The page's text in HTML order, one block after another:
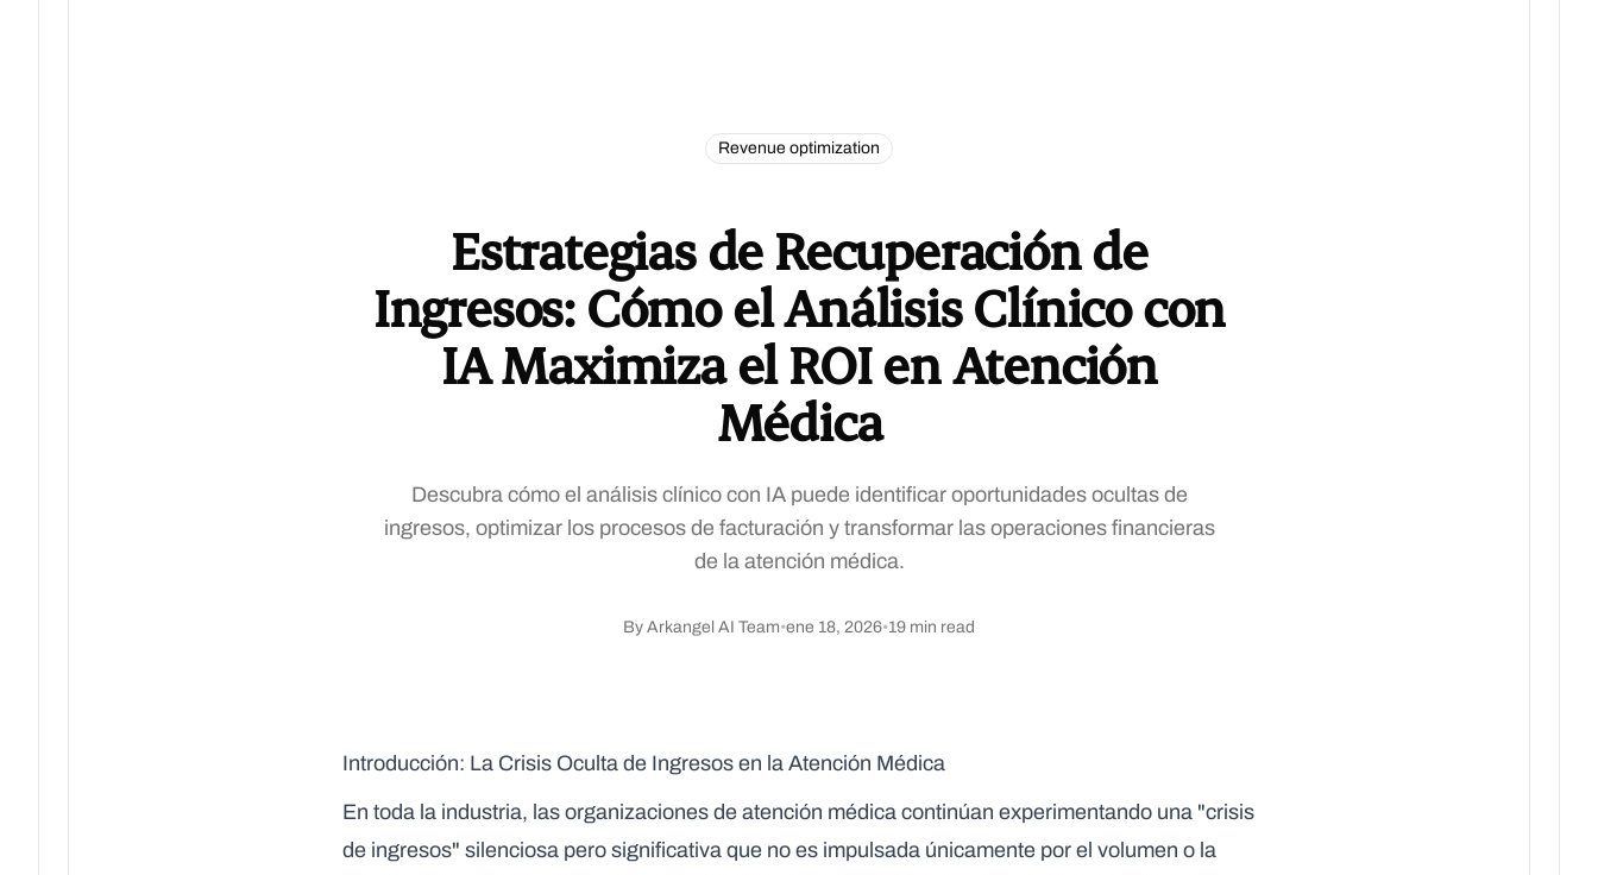
Revenue optimization
Estrategias de Recuperación de
Ingresos: Cómo el Análisis Clínico con
IA Maximiza el ROI en Atención
Médica
Descubra cómo el análisis clínico con IA puede identificar oportunidades ocultas de
ingresos, optimizar los procesos de facturación y transformar las operaciones financieras
de la atención médica.
By Arkangel AI Team•ene 18, 2026•19 min read
Introducción: La Crisis Oculta de Ingresos en la Atención Médica
En toda la industria, las organizaciones de atención médica continúan experimentando una "crisis
de ingresos" silenciosa pero significativa que no es impulsada únicamente por el volumen o la